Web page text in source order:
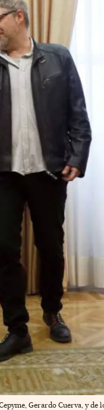
Gerardo Cuerva, y de